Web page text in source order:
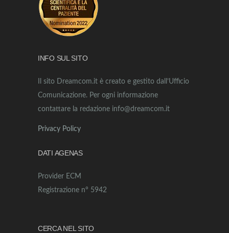
INFO SUL SITO
Il sito Dreamcom.it è creato e gestito dall’Ufficio
Comunicazione. Per ogni informazione
contattare la redazione info@dreamcom.it
Privacy Policy
DATI AGENAS
Provider ECM
Registrazione n° 5942
CERCA NEL SITO